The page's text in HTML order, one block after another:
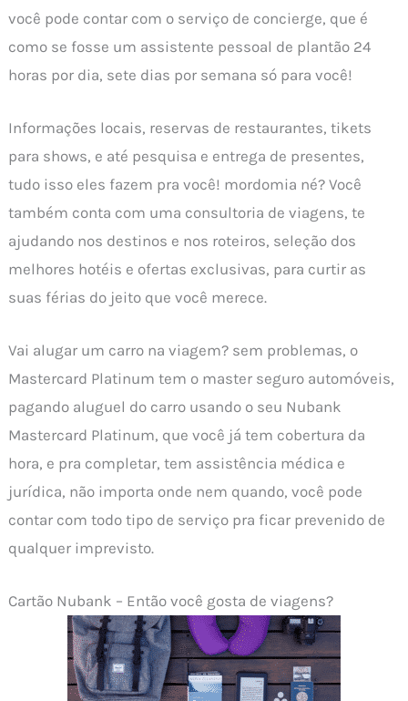
você pode contar com o serviço de concierge, que é
como se fosse um assistente pessoal de plantão 24
horas por dia, sete dias por semana só para você!
Informações locais, reservas de restaurantes, tikets
para shows, e até pesquisa e entrega de presentes,
tudo isso eles fazem pra você! mordomia né? Você
também conta com uma consultoria de viagens, te
ajudando nos destinos e nos roteiros, seleção dos
melhores hotéis e ofertas exclusivas, para curtir as
suas férias do jeito que você merece.
Vai alugar um carro na viagem? sem problemas, o
Mastercard Platinum tem o master seguro automóveis,
pagando aluguel do carro usando o seu Nubank
Mastercard Platinum, que você já tem cobertura da
hora, e pra completar, tem assistência médica e
jurídica, não importa onde nem quando, você pode
contar com todo tipo de serviço pra ficar prevenido de
qualquer imprevisto.
Cartão Nubank – Então você gosta de viagens?